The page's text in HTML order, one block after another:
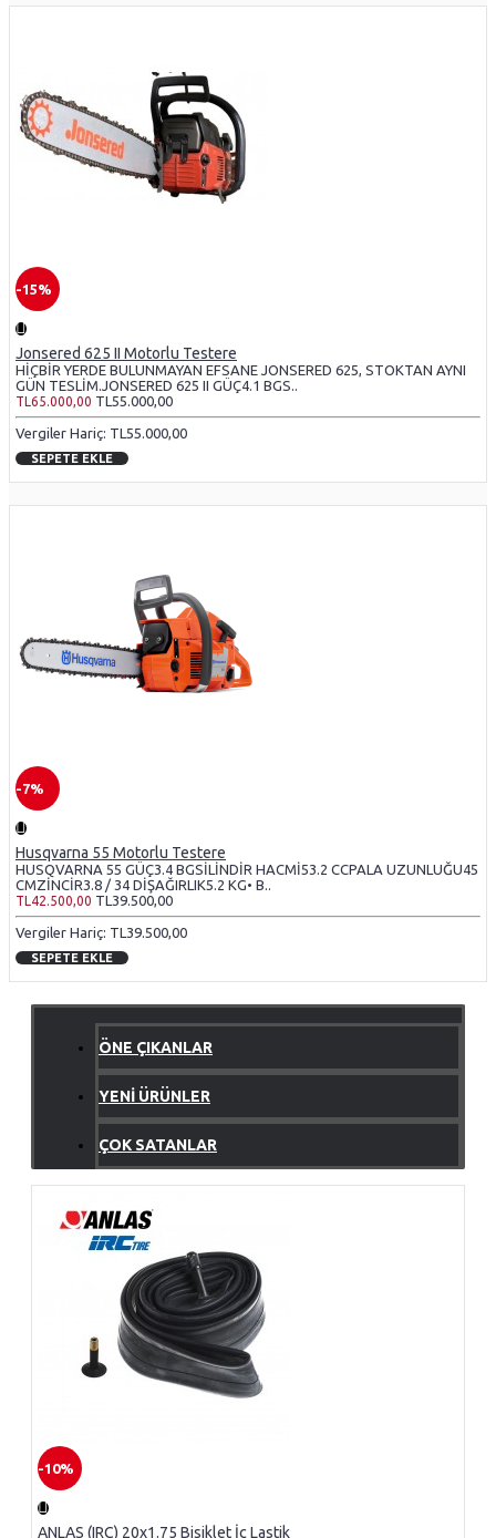
-15%
Jonsered 625 II Motorlu Testere
HİÇBİR YERDE BULUNMAYAN EFSANE JONSERED 625, STOKTAN AYNI
GÜN TESLİM.JONSERED 625 II GÜÇ4.1 BGS..
TL65.000,00 TL55.000,00
Vergiler Hariç: TL55.000,00
SEPETE EKLE
-7%
Husqvarna 55 Motorlu Testere
HUSQVARNA 55 GÜÇ3.4 BGSİLİNDİR HACMİ53.2 CCPALA UZUNLUĞU45
CMZİNCİR3.8 / 34 DİŞAĞIRLIK5.2 KG• B..
TL42.500,00 TL39.500,00
Vergiler Hariç: TL39.500,00
SEPETE EKLE
ÖNE ÇIKANLAR
YENI ÜRÜNLER
ÇOK SATANLAR
-10%
ANLAS (IRC) 20x1.75 Bisiklet İç Lastik